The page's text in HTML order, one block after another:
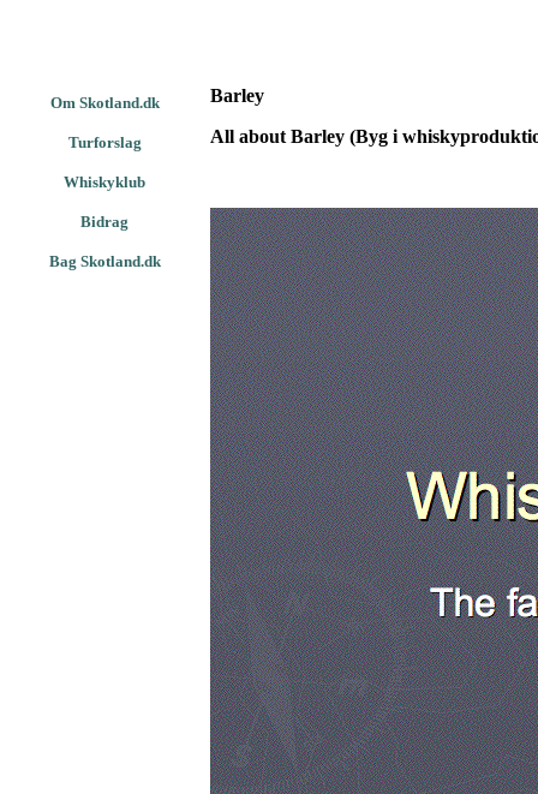
Om Skotland.dk
Turforslag
Whiskyklub
Bidrag
Bag Skotland.dk
Barley
All about Barley (Byg i